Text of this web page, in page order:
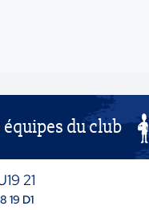
du club
21
19 D1